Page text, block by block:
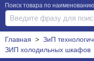
Поиск товара по
Главная > ЗиП
ЗИП холодильных шкафов